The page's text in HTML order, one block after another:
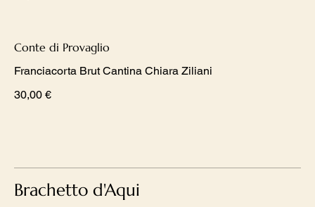
Conte di Provaglio
Franciacorta Brut Cantina Chiara Ziliani
30,00 €
Brachetto d'Aqui